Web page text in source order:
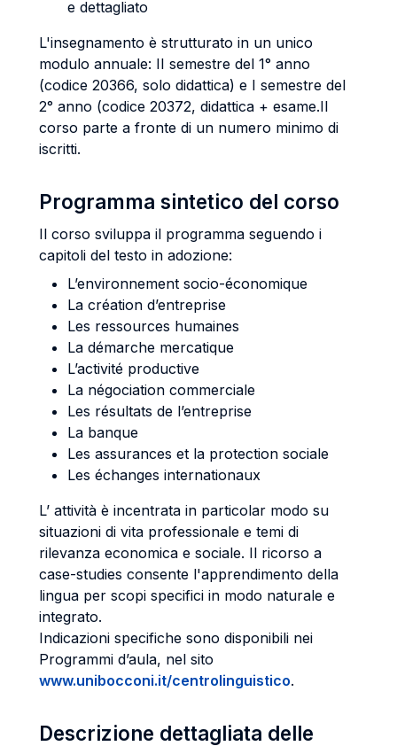
e dettagliato
L'insegnamento è strutturato in un unico
modulo annuale: II semestre del 1° anno
(codice 20366, solo didattica) e I semestre del
2° anno (codice 20372, didattica + esame.Il
corso parte a fronte di un numero minimo di
iscritti.
Programma sintetico del corso
Il corso sviluppa il programma seguendo i
capitoli del testo in adozione:
L’environnement socio-économique
La création d’entreprise
Les ressources humaines
La démarche mercatique
L’activité productive
La négociation commerciale
Les résultats de l’entreprise
La banque
Les assurances et la protection sociale
Les échanges internationaux
L’ attività è incentrata in particolar modo su
situazioni di vita professionale e temi di
rilevanza economica e sociale. Il ricorso a
case-studies consente l'apprendimento della
lingua per scopi specifici in modo naturale e
integrato.
Indicazioni specifiche sono disponibili nei
Programmi d’aula, nel sito
www.unibocconi.it/centrolinguistico.
Descrizione dettagliata delle